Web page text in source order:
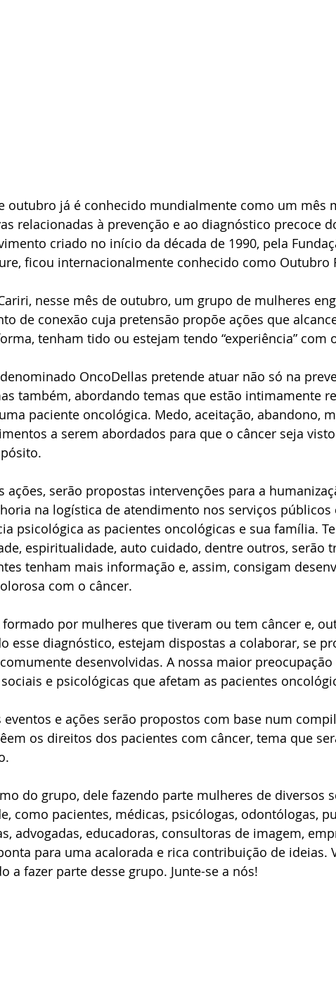
outubro já é conhecido mundialmente como um mês
relacionadas à prevenção e ao diagnóstico precoce
criado no início da década de 1990, pela
ficou internacionalmente conhecido como Outubro
nesse mês de outubro, um grupo de mulheres
de conexão cuja pretensão propõe ações que
tenham tido ou estejam tendo “experiência” com
OncoDellas pretende atuar não só na
também, abordando temas que estão intimamente
paciente oncológica. Medo, aceitação, abandono,
a serem abordados para que o câncer seja
ações, serão propostas intervenções para a
na logística de atendimento nos serviços
psicológica as pacientes oncológicas e sua família.
espiritualidade, auto cuidado, dentre outros, serão
tenham mais informação e, assim, consigam
com o câncer.
formado por mulheres que tiveram ou tem câncer e,
esse diagnóstico, estejam dispostas a colaborar, se
desenvolvidas. A nossa maior
e psicológicas que afetam as pacientes
eventos e ações serão propostos com base num
os direitos dos pacientes com câncer, tema que
do grupo, dele fazendo parte mulheres de diversos
como pacientes, médicas, psicólogas, odontólogas,
advogadas, educadoras, consultoras de imagem,
para uma acalorada e rica contribuição de ideias.
a fazer parte desse grupo. Junte-se a nós!